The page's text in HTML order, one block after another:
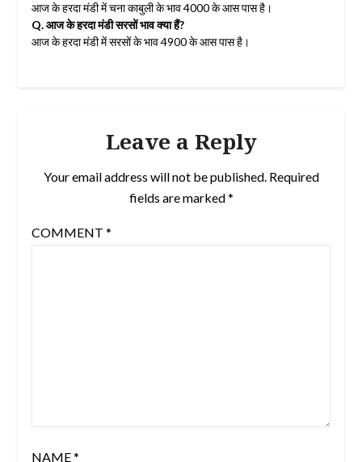
आज के हरदा मंडी में चना काबुली के भाव 4000 के आस पास है।
Q. आज के हरदा मंडी सरसों भाव क्या हैं?
आज के हरदा मंडी में सरसों के भाव 4900 के आस पास है।
Leave a Reply
Your email address will not be published. Required
fields are marked*
COMMENT *
NAME*